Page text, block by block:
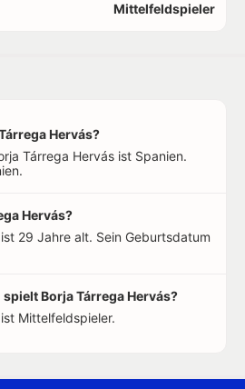
Mittelfeldspieler
Hervás?
Tárrega Hervás ist Spanien.
Hervás?
29 Jahre alt. Sein Geburtsdatum
Borja Tárrega Hervás?
Mittelfeldspieler.